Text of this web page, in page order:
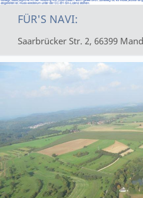
FÜR'S NAVI:
Saarbrücker Str. 2, 66399